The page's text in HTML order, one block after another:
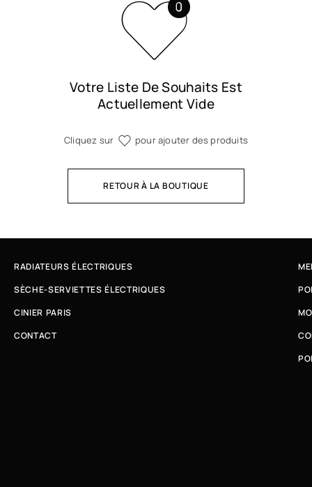
Votre Liste De Souhaits Est
Actuellement Vide
Cliquez sur pour ajouter des produits
RETOUR À LA BOUTIQUE
RADIATEURS ÉLECTRIQUES
SÈCHE-SERVIETTES ÉLECTRIQUES
CINIER PARIS
CONTACT